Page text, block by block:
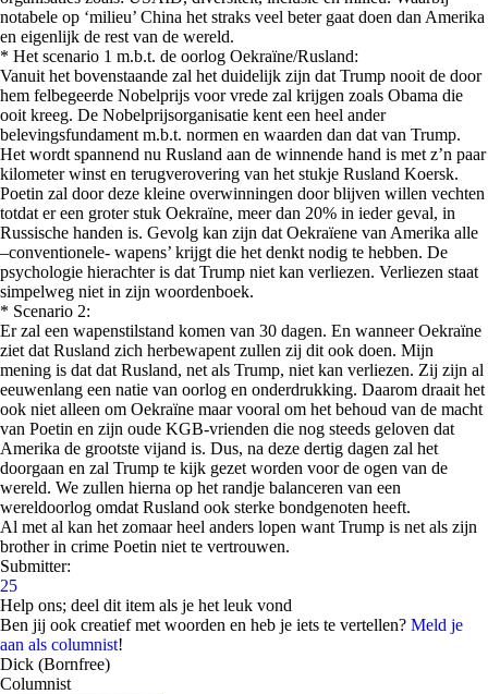
notabele op ‘milieu’ China het straks veel beter gaat doen dan Amerika
en eigenlijk de rest van de wereld.
* Het scenario 1 m.b.t. de oorlog Oekraïne/Rusland:
Vanuit het bovenstaande zal het duidelijk zijn dat Trump nooit de door
hem felbegeerde Nobelprijs voor vrede zal krijgen zoals Obama die
ooit kreeg. De Nobelprijsorganisatie kent een heel ander
belevingsfundament m.b.t. normen en waarden dan dat van Trump.
Het wordt spannend nu Rusland aan de winnende hand is met z’n paar
kilometer winst en terugverovering van het stukje Rusland Koersk.
Poetin zal door deze kleine overwinningen door blijven willen vechten
totdat er een groter stuk Oekraïne, meer dan 20% in ieder geval, in
Russische handen is. Gevolg kan zijn dat Oekraïene van Amerika alle
–conventionele- wapens’ krijgt die het denkt nodig te hebben. De
psychologie hierachter is dat Trump niet kan verliezen. Verliezen staat
simpelweg niet in zijn woordenboek.
* Scenario 2:
Er zal een wapenstilstand komen van 30 dagen. En wanneer Oekraïne
ziet dat Rusland zich herbewapent zullen zij dit ook doen. Mijn
mening is dat dat Rusland, net als Trump, niet kan verliezen. Zij zijn al
eeuwenlang een natie van oorlog en onderdrukking. Daarom draait het
ook niet alleen om Oekraïne maar vooral om het behoud van de macht
van Poetin en zijn oude KGB-vrienden die nog steeds geloven dat
Amerika de grootste vijand is. Dus, na deze dertig dagen zal het
doorgaan en zal Trump te kijk gezet worden voor de ogen van de
wereld. We zullen hierna op het randje balanceren van een
wereldoorlog omdat Rusland ook sterke bondgenoten heeft.
Al met al kan het zomaar heel anders lopen want Trump is net als zijn
brother in crime Poetin niet te vertrouwen.
Submitter:
25
Help ons; deel dit item als je het leuk vond
Ben jij ook creatief met woorden en heb je iets te vertellen? Meld je
aan als columnist!
Dick (Bornfree)
Columnist